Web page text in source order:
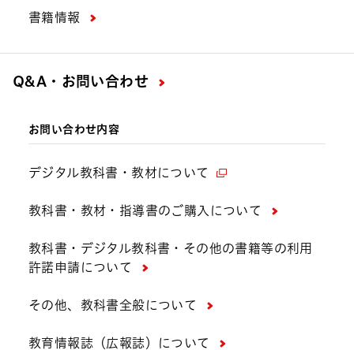
書籍情報
Q&A・お問い合わせ
お問い合わせ内容
デジタル教科書・教材について
教科書・教材・指導書のご購入について
教科書・デジタル教科書・その他の書籍等の利用
許諾申請について
その他、教科書全般について
教育情報誌（広報誌）について